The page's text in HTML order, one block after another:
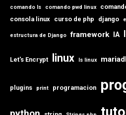
comando ls comando pwd linux
consola linux curso de php django
estructura de Django framework IA
Let's Encrypt linux ls linux
plugins print programacion